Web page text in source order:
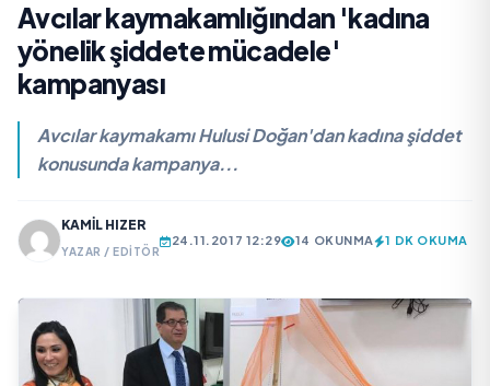
Avcılar kaymakamlığından 'kadına
yönelik şiddete mücadele'
kampanyası
Avcılar kaymakamı Hulusi Doğan'dan kadına şiddet
konusunda kampanya...
KAMIL HIZER
YAZAR / EDITÖR
24.11.2017 12:29 14 OKUNMA 1 DK OKUMA